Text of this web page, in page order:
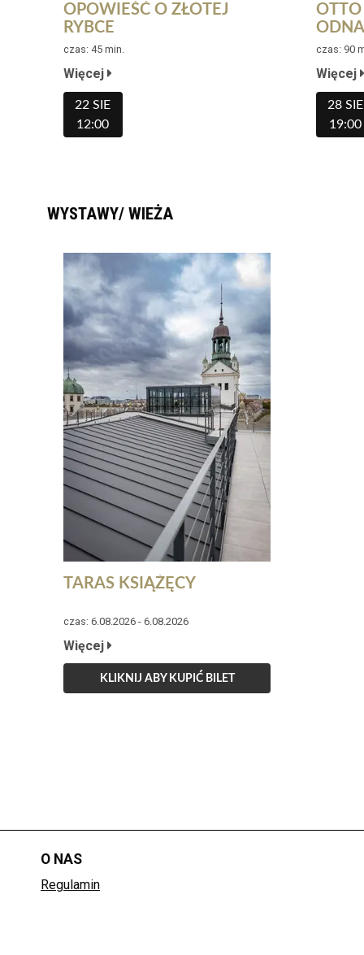
OPOWIEŚĆ O ZŁOTEJ
RYBCE
czas: 45 min.
Więcej
22 SIE
12:00
OTTO
czas: 90
Więcej
28 SIE
19:00
WYSTAWY/ WIEŻA
TARAS KSIĄŻĘCY
czas: 6.08.2026 - 6.08.2026
Więcej
KLIKNIJ ABY KUPIĆ BILET
O NAS
Regulamin